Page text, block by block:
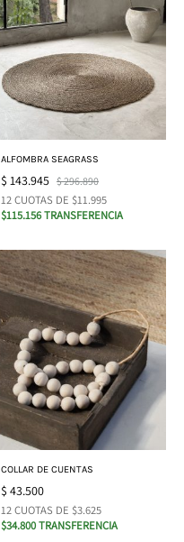
ALFOMBRA SEAGRASS
$ 143.945 $296.890
12 CUOTAS DE $11.995
$115.156 TRANSFERENCIA
COLLAR DE CUENTAS
$ 43.500
12 CUOTAS DE $3.625
$34.800 TRANSFERENCIA